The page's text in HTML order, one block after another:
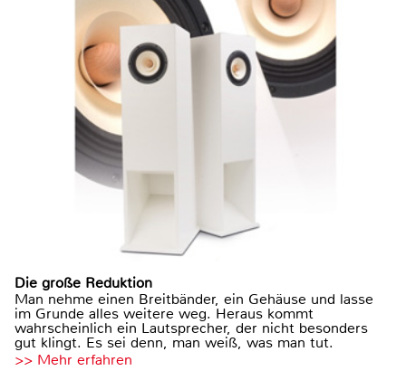
Die große Reduktion
Man nehme einen Breitbänder, ein Gehäuse und lasse
im Grunde alles weitere weg. Heraus kommt
wahrscheinlich ein Lautsprecher, der nicht besonders
gut klingt. Es sei denn, man weiß, was man tut.
>> Mehr erfahren